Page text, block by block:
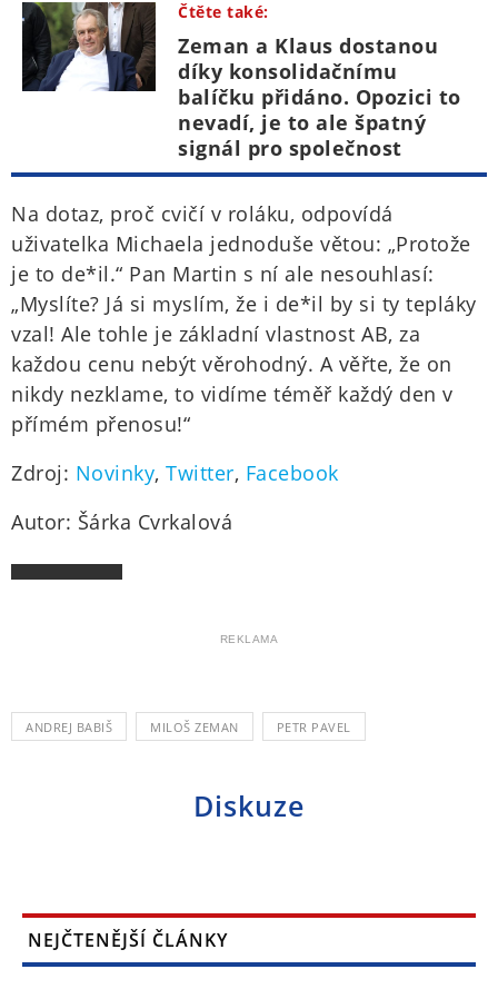
Čtěte také:
Zeman a Klaus dostanou
díky konsolidačnímu
balíčku přidáno. Opozici to
nevadí, je to ale špatný
signál pro společnost
Na dotaz, proč cvičí v roláku, odpovídá
uživatelka Michaela jednoduše větou: „Protože
je to de*il.“ Pan Martin s ní ale nesouhlasí:
„Myslíte? Já si myslím, že i de*il by si ty tepláky
vzal! Ale tohle je základní vlastnost AB, za
každou cenu nebýt věrohodný. A věřte, že on
nikdy nezklame, to vidíme téměř každý den v
přímém přenosu!“
Zdroj: Novinky, Twitter, Facebook
Autor: Šárka Cvrkalová
REKLAMA
ANDREJ BABIŠ MILOŠ ZEMAN PETR PAVEL
Diskuze
NEJČTENĚJŠÍ ČLÁNKY